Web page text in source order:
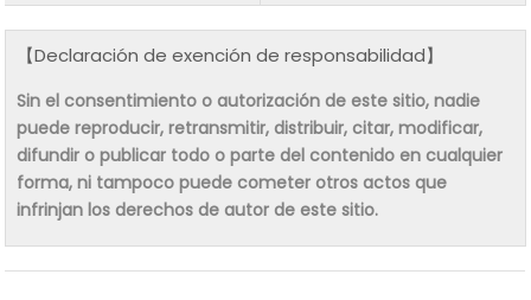
【Declaración de exención de responsabilidad】
Sin el consentimiento o autorización de este sitio, nadie
puede reproducir, retransmitir, distribuir, citar, modificar,
difundir o publicar todo o parte del contenido en cualquier
forma, ni tampoco puede cometer otros actos que
infrinjan los derechos de autor de este sitio.